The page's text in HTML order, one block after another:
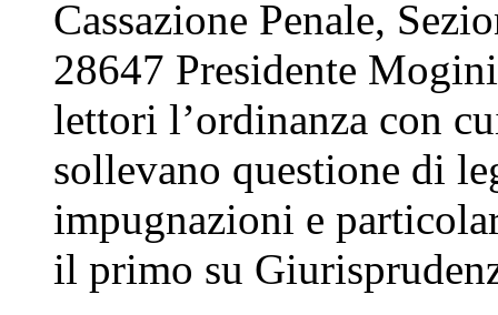
Cassazione Penale,
28647 Presidente
lettori l’ordinanza con
sollevano questione di
impugnazioni e
il primo su